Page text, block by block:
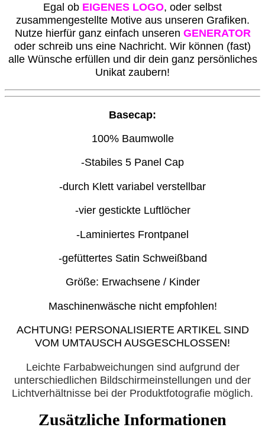
Egal ob EIGENES LOGO, oder selbst
zusammengestellte Motive aus unseren Grafiken.
Nutze hierfür ganz einfach unseren GENERATOR
oder schreib uns eine Nachricht. Wir können (fast)
alle Wünsche erfüllen und dir dein ganz persönliches
Unikat zaubern!
Basecap:
100% Baumwolle
-Stabiles 5 Panel Cap
-durch Klett variabel verstellbar
-vier gestickte Luftlöcher
-Laminiertes Frontpanel
-gefüttertes Satin Schweißband
Größe: Erwachsene / Kinder
Maschinenwäsche nicht empfohlen!
ACHTUNG! PERSONALISIERTE ARTIKEL SIND
VOM UMTAUSCH AUSGESCHLOSSEN!
Leichte Farbabweichungen sind aufgrund der
unterschiedlichen Bildschirmeinstellungen und der
Lichtverhältnisse bei der Produktfotografie möglich.
Zusätzliche Informationen